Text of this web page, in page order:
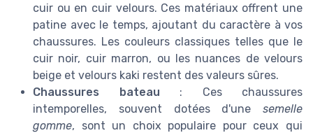
cuir ou en cuir velours. Ces matériaux offrent une
patine avec le temps, ajoutant du caractère à vos
chaussures. Les couleurs classiques telles que le
cuir noir, cuir marron, ou les nuances de velours
beige et velours kaki restent des valeurs sûres.
Chaussures bateau : Ces chaussures
intemporelles, souvent dotées d'une semelle
gomme, sont un choix populaire pour ceux qui